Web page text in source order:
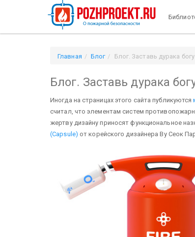
Главная Блог Блог. Заставь дурака
Блог. Заставь дурака
Иногда на страницах этого сайта публикуются
считал, что элементам систем
жертву дизайну приносят функциональное
(Capsule) от корейского дизайнера Ву Сеок